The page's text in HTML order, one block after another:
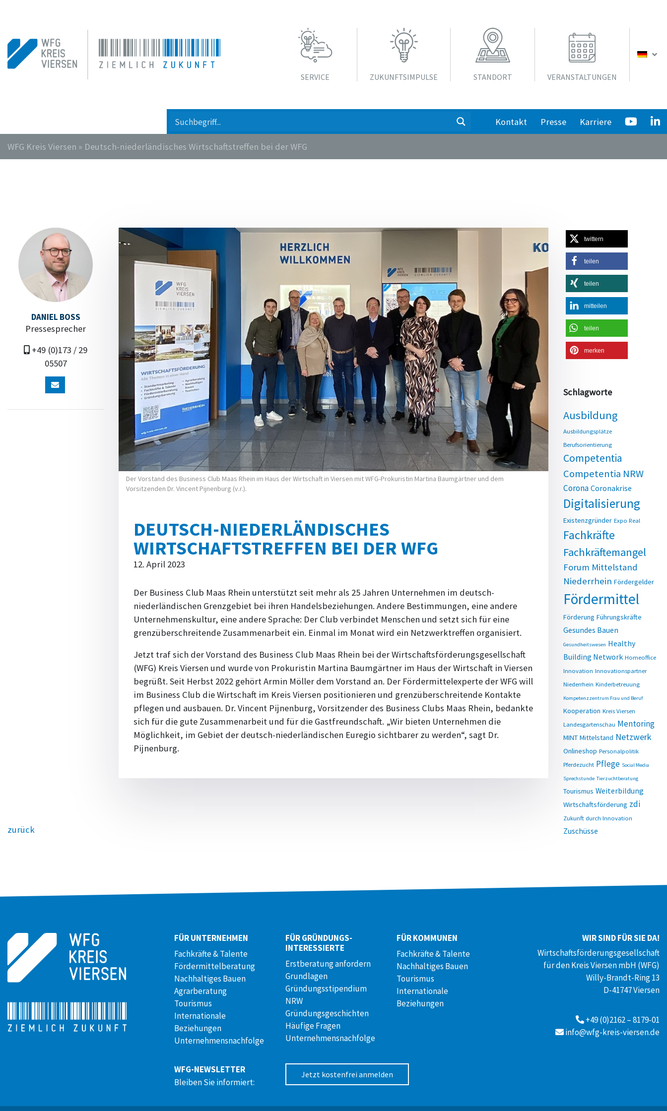
SERVICE ZUKUNFTS­IMPULSE STANDORT VERANSTALTUNGEN
Kontakt Presse Karriere
WFG Kreis Viersen » Deutsch-niederländisches Wirtschaftstreffen bei der WFG
DANIEL BOSS
Pressesprecher
+49 (0)173 / 29
05507
Der Vorstand des Business Club Maas Rhein im Haus der Wirtschaft in Viersen mit WFG-Prokuristin Martina Baumgärtner und dem
Vorsitzenden Dr. Vincent Pijnenburg (v.r.).
DEUTSCH-NIEDERLÄNDISCHES
WIRTSCHAFTSTREFFEN BEI DER WFG
12. April 2023
Der Business Club Maas Rhein unterstützt seit mehr als 25 Jahren Unternehmen im deutsch-
niederländischen Grenzgebiet bei ihren Handelsbeziehungen. Andere Bestimmungen, eine andere
Unternehmenskultur, eine andere Sprache: Der Club verbindet Menschen und setzt sich für eine
grenzüberschreitende Zusammenarbeit ein. Einmal im Monat wird ein Netzwerktreffen organisiert.
Jetzt traf sich der Vorstand des Business Club Maas Rhein bei der Wirtschaftsförderungsgesellschaft
(WFG) Kreis Viersen und wurde von Prokuristin Martina Baumgärtner im Haus der Wirtschaft in Viersen
begrüßt. Seit Herbst 2022 gehört Armin Möller dem Vorstand an. Der Fördermittelexperte der WFG will
im Business Club die Wirtschaft im Kreis Viersen positionieren und grenzüberschreitende Kontakte
pflegen und ausbauen. Dr. Vincent Pijnenburg, Vorsitzender des Business Clubs Maas Rhein, bedankte
sich für die gute Zusammenarbeit und für die Gastfreundschaft. „Wir bieten Unternehmen die
Möglichkeit, im Gebiet der deutsch-niederländischen Euregio sichtbarer zu werden“, sagt Dr.
Pijnenburg.
twittern
teilen
teilen
mitteilen
teilen
merken
Schlagworte
Ausbildung
Ausbildungsplätze
Berufsorientierung
Competentia
Competentia NRW
Corona Coronakrise
Digitalisierung
Existenzgründer Expo Real
Fachkräfte
Fachkräftemangel
Forum Mittelstand
Niederrhein Fördergelder
Fördermittel
Förderung Führungskräfte
Gesundes Bauen
Gesundheitswesen Healthy
Building Network Homeoffice
Innovation Innovationspartner
Niederrhein Kinderbetreuung
Kompetenzzentrum Frau und Beruf
Kooperation Kreis Viersen
Landesgartenschau Mentoring
MINT Mittelstand Netzwerk
Onlineshop Personalpolitik
Pferdezucht Pflege Social Media
Sprechstunde Tierzuchtberatung
Tourismus Weiterbildung
Wirtschaftsförderung zdi
Zukunft durch Innovation
Zuschüsse
zurück
FÜR UNTERNEHMEN
Fachkräfte & Talente
Fördermittelberatung
Nachhaltiges Bauen
Agrarberatung
Tourismus
Internationale
Beziehungen
Unternehmensnachfolge
FÜR GRÜNDUNGS­
INTERESSIERTE
Erstberatung anfordern
Grundlagen
Gründungsstipendium
NRW
Gründungsgeschichten
Häufige Fragen
Unternehmensnachfolge
FÜR KOMMUNEN
Fachkräfte & Talente
Nachhaltiges Bauen
Tourismus
Internationale
Beziehungen
WFG-NEWSLETTER
Bleiben Sie informiert:
Jetzt kostenfrei anmelden
WIR SIND FÜR SIE DA!
Wirtschaftsförderungsgesellschaft
für den Kreis Viersen mbH (WFG)
Willy-Brandt-Ring 13
D-41747 Viersen
+49 (0)2162 – 8179-01
info@wfg-kreis-viersen.de